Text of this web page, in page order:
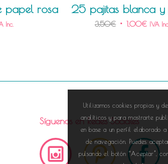
papel rosa
Inc.
25 pajitas blanca
3,50€ 1,00€ IVA
Síguenos en Redes Sociales
Utilizamos cookies propias y
analíticos y para mostrarte
en base a un perfil elaborado
de navegación. Puedes
pulsando el botón “Aceptar”,